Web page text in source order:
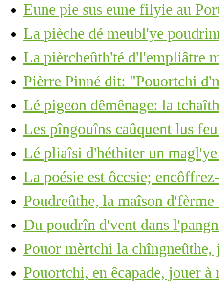
Eune pie sus eune filyie au
La pièche dé meubl'ye
La pièrcheûth'té d'l'empliâtre
Pièrre Pinné dit: "Pouortchi
Lé pigeon dêmênage: la
Les pîngouîns caûquent lus
Lé pliaîsi d'héthiter un
La poésie est ôccsie;
Poudreûthe, la maîson
Du poudrîn d'vent dans
Pouor mèrtchi la chîngneûthe,
Pouortchi, en êcapade, jouer à